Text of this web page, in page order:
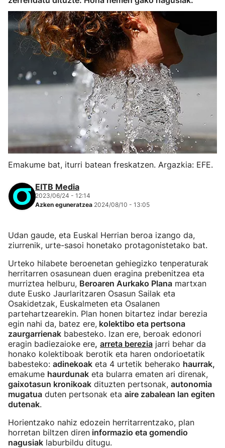
Emakume bat, iturri batean freskatzen. Argazkia: EFE.
EITB Media
2023/06/24 - 12:14
Azken eguneratzea 2024/08/10 - 13:05
Udan gaude, eta Euskal Herrian beroa izango da,
ziurrenik, urte-sasoi honetako protagonistetako bat.
Urteko hilabete beroenetan gehiegizko tenperaturak
herritarren osasunean duen eragina prebenitzea eta
murriztea helburu, Beroaren Aurkako Plana martxan
dute Eusko Jaurlaritzaren Osasun Sailak eta
Osakidetzak, Euskalmeten eta Osalanen
partehartzearekin. Plan honen bitartez indar berezia
egin nahi da, batez ere, kolektibo eta pertsona
zaurgarrienak babesteko. Izan ere, beroak edonori
eragin badiezaioke ere, arreta berezia jarri behar da
honako kolektiboak berotik eta haren ondorioetatik
babesteko: adinekoak eta 4 urtetik beherako haurrak,
emakume haurdunak eta bularra ematen ari direnak,
gaixotasun kronikoak dituzten pertsonak, autonomia
mugatua duten pertsonak eta aire zabalean lan egiten
dutenak.
Horientzako nahiz edozein herritarrentzako, plan
horretan biltzen diren informazio eta gomendio
nagusiak laburbildu ditugu.